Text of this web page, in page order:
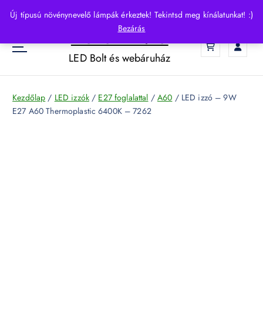
Új típusú növénynevelő lámpák érkeztek! Tekintsd meg kínálatunkat! :)
Bezárás
p
o
HelloLED.hu
LED Bolt és webáruház
Kezdőlap / LED izzók/ E27 foglalattal / A60 / LED izzó – 9W
E27 A60 Thermoplastic 6400K – 7262